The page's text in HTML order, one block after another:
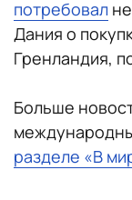
потребовал
Дания о
Гренландия,
Больше
разделе «В